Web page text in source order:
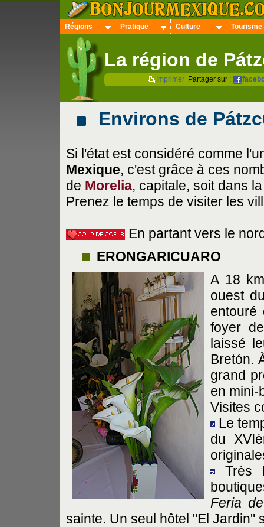
Régions Pratique Culture Tourisme
La région de
Imprimer Partager sur :
Environs de
Si l'état est considéré comme
Mexique, c'est grâce à ces
de Morelia, capitale, soit dans
Prenez le temps de visiter les
En partant vers le
ERONGARICUARO
A 18
ouest
entouré
foyer
laissé
Bretón.
grand
en mini-
Visites
Le
du
Très
Feria
sainte. Un seul hôtel "El Jardin"